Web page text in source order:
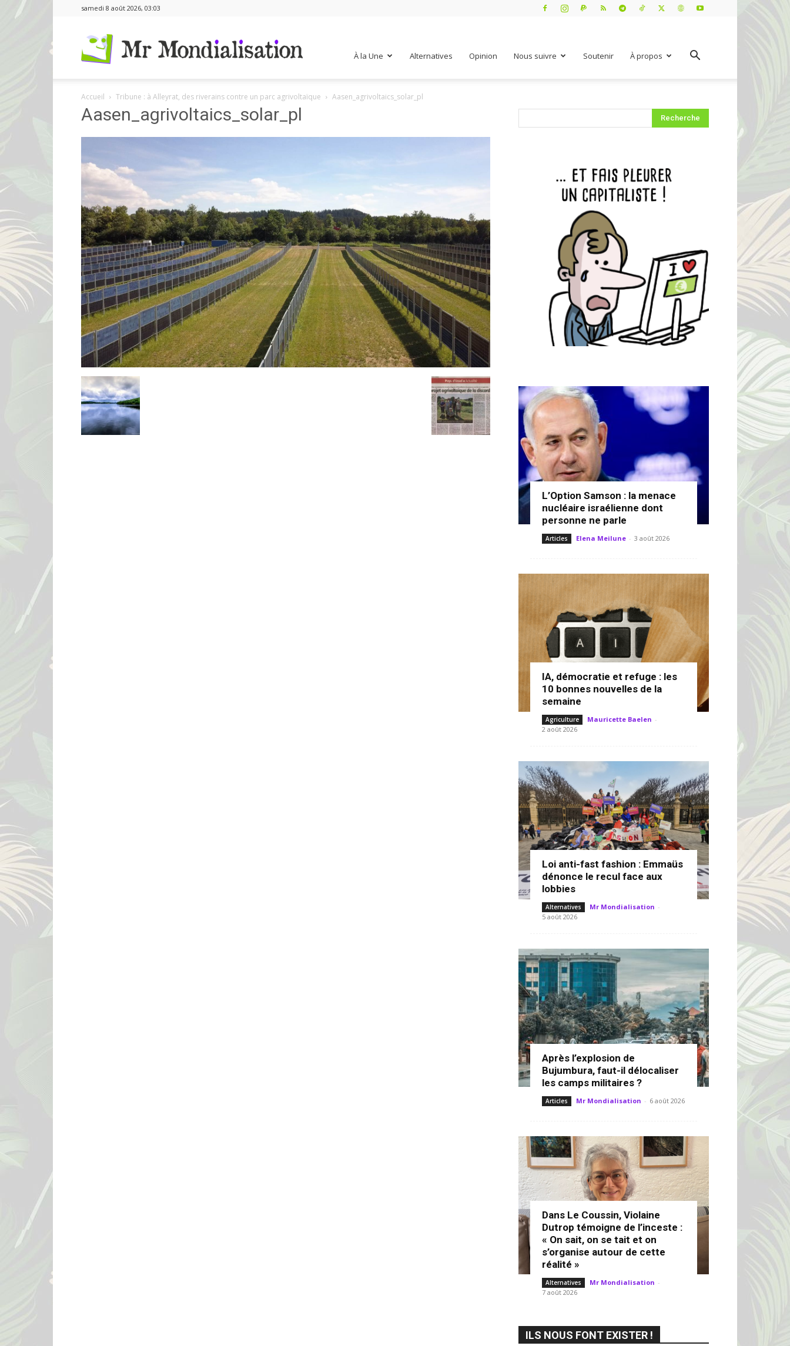
samedi 8 août 2026, 03:03
À la Une Alternatives Opinion Nous suivre Soutenir À propos
Accueil Tribune : à Alleyrat, des riverains contre un parc agrivoltaïque Aasen_agrivoltaics_solar_pl
Aasen_agrivoltaics_solar_pl
L’Option Samson : la menace
nucléaire israélienne dont
personne ne parle
Articles Elena Meilune - 3 août 2026
IA, démocratie et refuge : les
10 bonnes nouvelles de la
semaine
Agriculture Mauricette Baelen -
2 août 2026
Loi anti-fast fashion : Emmaüs
dénonce le recul face aux
lobbies
Alternatives Mr Mondialisation -
5 août 2026
Après l’explosion de
Bujumbura, faut-il délocaliser
les camps militaires ?
Articles Mr Mondialisation - 6 août 2026
Dans Le Coussin, Violaine
Dutrop témoigne de l’inceste :
« On sait, on se tait et on
s’organise autour de cette
réalité »
Alternatives Mr Mondialisation -
7 août 2026
ILS NOUS FONT EXISTER !